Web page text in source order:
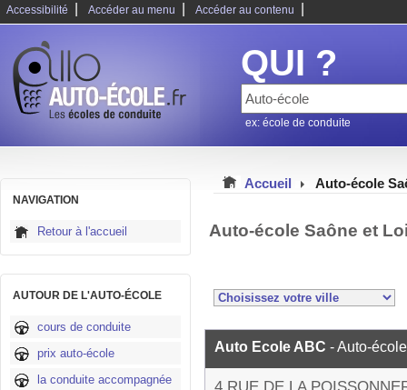
Accessibilité Accéder au menu Accéder au contenu
QUI ?
ex: école de conduite
NAVIGATION
Retour à l'accueil
AUTOUR DE L'AUTO-ÉCOLE
cours de conduite
prix auto-école
la conduite accompagnée
Accueil Auto-école
Auto-école Saône et
Auto Ecole ABC - Auto-école